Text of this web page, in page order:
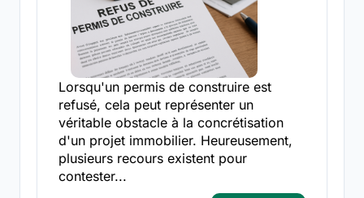
Lorsqu'un permis de construire est
refusé, cela peut représenter un
véritable obstacle à la concrétisation
d'un projet immobilier. Heureusement,
plusieurs recours existent pour
contester...